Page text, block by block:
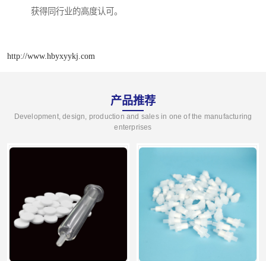
获得同行业的高度认可。
http://www.hbyxyykj.com
产品推荐
Development, design, production and sales in one of the manufacturing
enterprises